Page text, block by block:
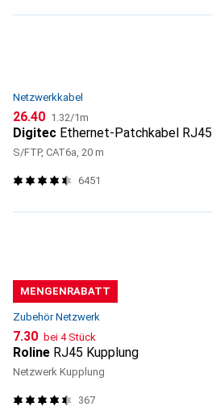
Netzwerkkabel
CHF
26.40 CHF
1.32/1m
Digitec Ethernet-Patchkabel RJ45
S/FTP, CAT6a, 20 m
6451
MENGENRABATT
Zubehör Netzwerk
CHF
7.30 bei 4 Stück
Roline RJ45 Kupplung
Netzwerk Kupplung
367